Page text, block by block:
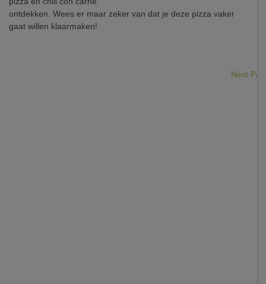
ontdekken. Wees er maar zeker van dat je deze pizza vaker
gaat willen klaarmaken!
Next